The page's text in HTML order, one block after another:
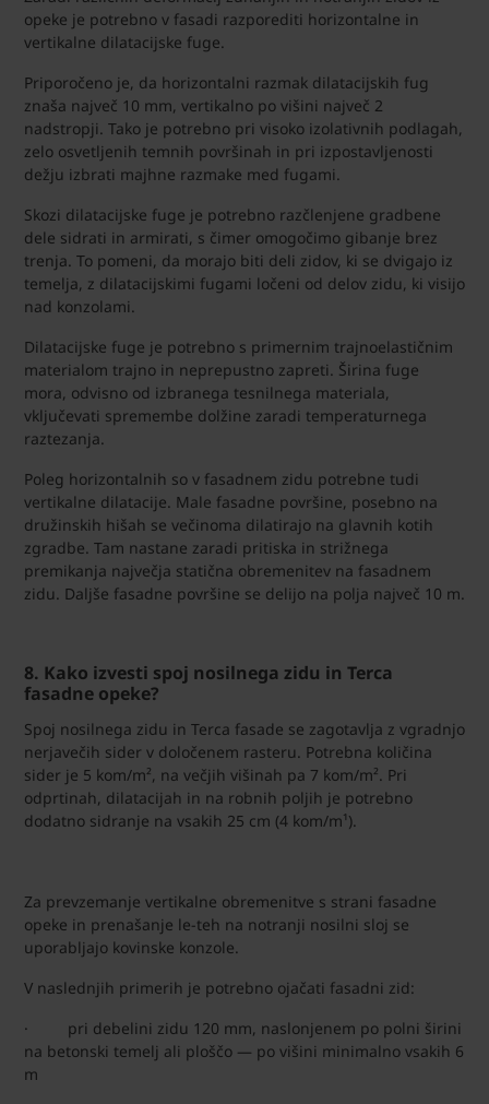
opeke je potrebno v fasadi razporediti horizontalne in
vertikalne dilatacijske fuge.
Priporočeno je, da horizontalni razmak dilatacijskih fug
znaša največ 10 mm, vertikalno po višini največ 2
nadstropji. Tako je potrebno pri visoko izolativnih podlagah,
zelo osvetljenih temnih površinah in pri izpostavljenosti
dežju izbrati majhne razmake med fugami.
Skozi dilatacijske fuge je potrebno razčlenjene gradbene
dele sidrati in armirati, s čimer omogočimo gibanje brez
trenja. To pomeni, da morajo biti deli zidov, ki se dvigajo iz
temelja, z dilatacijskimi fugami ločeni od delov zidu, ki visijo
nad konzolami.
Dilatacijske fuge je potrebno s primernim trajnoelastičnim
materialom trajno in neprepustno zapreti. Širina fuge
mora, odvisno od izbranega tesnilnega materiala,
vključevati spremembe dolžine zaradi temperaturnega
raztezanja.
Poleg horizontalnih so v fasadnem zidu potrebne tudi
vertikalne dilatacije. Male fasadne površine, posebno na
družinskih hišah se večinoma dilatirajo na glavnih kotih
zgradbe. Tam nastane zaradi pritiska in strižnega
premikanja največja statična obremenitev na fasadnem
zidu. Daljše fasadne površine se delijo na polja največ 10 m.
8. Kako izvesti spoj nosilnega zidu in Terca
fasadne opeke?
Spoj nosilnega zidu in Terca fasade se zagotavlja z vgradnjo
nerjavečih sider v določenem rasteru. Potrebna količina
sider je 5 kom/m², na večjih višinah pa 7 kom/m². Pri
odprtinah, dilatacijah in na robnih poljih je potrebno
dodatno sidranje na vsakih 25 cm (4 kom/m¹).
Za prevzemanje vertikalne obremenitve s strani fasadne
opeke in prenašanje le-teh na notranji nosilni sloj se
uporabljajo kovinske konzole.
V naslednjih primerih je potrebno ojačati fasadni zid:
· pri debelini zidu 120 mm, naslonjenem po polni širini
na betonski temelj ali ploščo — po višini minimalno vsakih 6
m